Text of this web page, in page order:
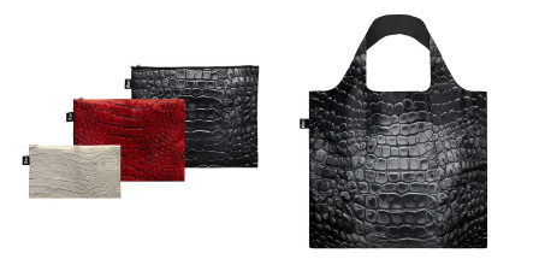
Black ジャン=ミッシェル・バスキ
ア/クラウン ブラック